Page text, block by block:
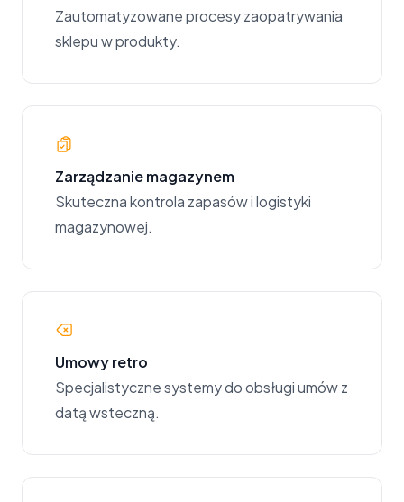
Zautomatyzowane procesy zaopatrywania
sklepu w produkty.
Zarządzanie magazynem
Skuteczna kontrola zapasów i logistyki
magazynowej.
Umowy retro
Specjalistyczne systemy do obsługi umów z
datą wsteczną.